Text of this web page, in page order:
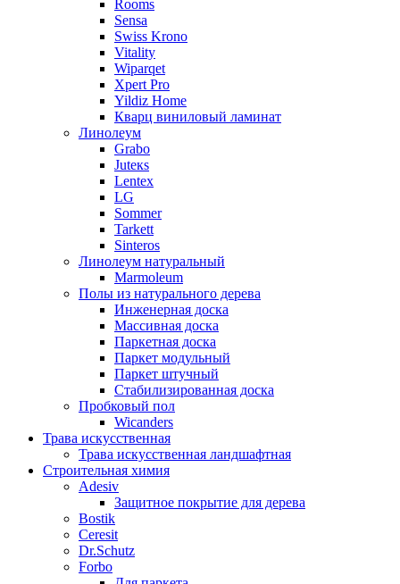
Rooms
Sensa
Swiss Krono
Vitality
Wiparqet
Xpert Pro
Yildiz Home
Кварц виниловый ламинат
Линолеум
Grabo
Juteкs
Lentex
LG
Sommer
Tarkett
Sinteros
Линолеум натуральный
Marmoleum
Полы из натурального дерева
Инженерная доска
Массивная доска
Паркетная доска
Паркет модульный
Паркет штучный
Стабилизированная доска
Пробковый пол
Wicanders
Трава искусственная
Трава искусственная ландшафтная
Строительная химия
Adesiv
Защитное покрытие для дерева
Bostik
Ceresit
Dr.Schutz
Forbo